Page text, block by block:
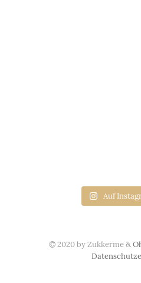
Auf
© 2020 by Zukkerme &